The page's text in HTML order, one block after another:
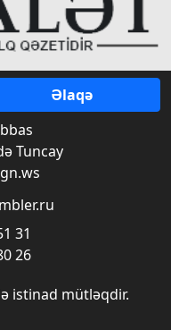
Əlaqə
Tuncay
31
26
istinad mütləqdir.